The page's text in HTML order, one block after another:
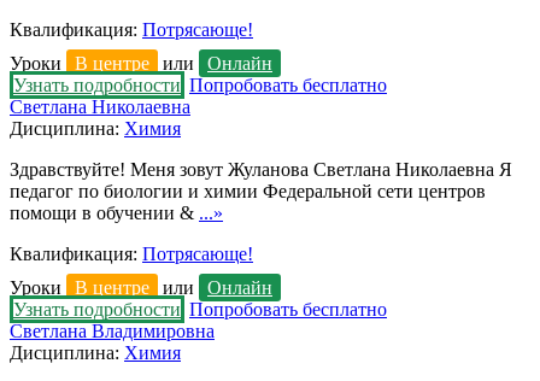
Квалификация: Потрясающе!
Уроки
В центре или
Онлайн
Узнать подробности Попробовать бесплатно
Светлана Николаевна
Дисциплина: Химия
Здравствуйте! Меня зовут Жуланова Светлана Николаевна Я
педагог по биологии и химии Федеральной сети центров
помощи в обучении & ...»
Квалификация: Потрясающе!
Уроки
В центре или
Онлайн
Узнать подробности Попробовать бесплатно
Светлана Владимировна
Дисциплина: Химия